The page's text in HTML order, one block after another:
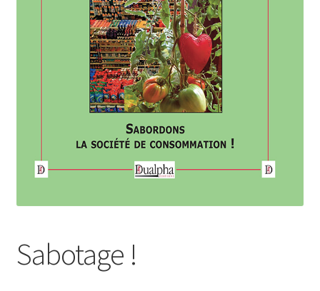
Login Customizer
Nous Contacter
Politique de confidentialité et cookies
Qui sommes-nous ?
Soutien à Philippe Randa
Suivi de la Commande
Sabotage !